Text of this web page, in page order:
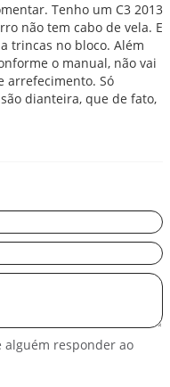
Tenho um C3 2013
não tem cabo de vela. E
trincas no bloco. Além
o manual, não vai
arrefecimento. Só
dianteira, que de fato,
responder ao